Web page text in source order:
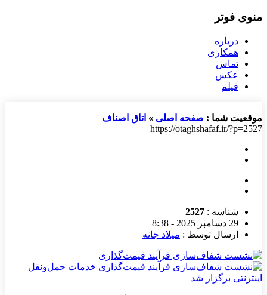
منوی فوتر
درباره
همکاری
تماس
عکس
فیلم
موقعیت شما : صفحه اصلی » اتاق اصناف
https://otaghshafaf.ir/?p=2527
شناسه : 2527
29 دسامبر 2025 - 8:38
ارسال توسط : میلاد جانه